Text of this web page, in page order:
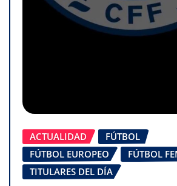
ACTUALIDAD
FÚTBOL
FÚTBOL EUROPEO
FÚTBOL
TITULARES DEL DÍA